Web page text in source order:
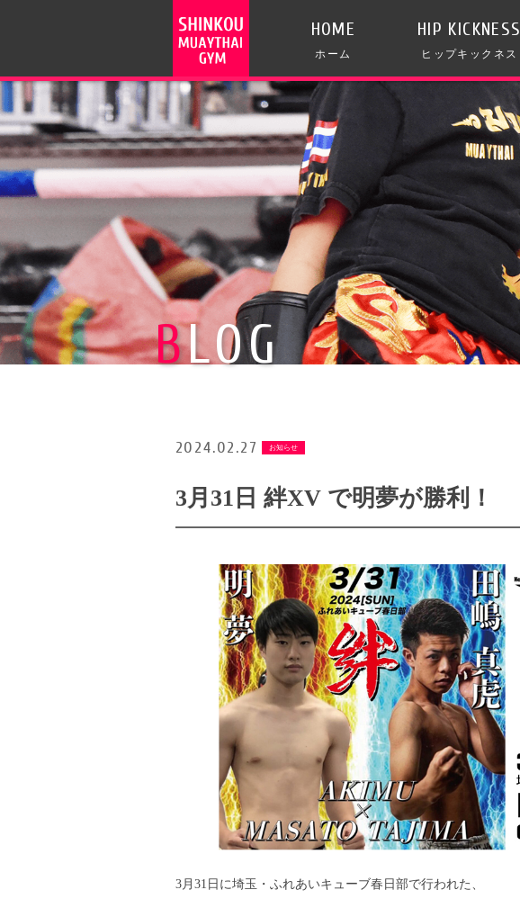
HOME
ホーム
HIP KICKNESS
ヒップキックネス
BLOG
2024.02.27 お知らせ
3月31日 絆XV で明夢が勝利！
3月31日に埼玉・ふれあいキューブ春日部で行われた、